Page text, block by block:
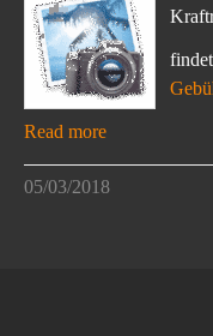
Read more
05/03/2018